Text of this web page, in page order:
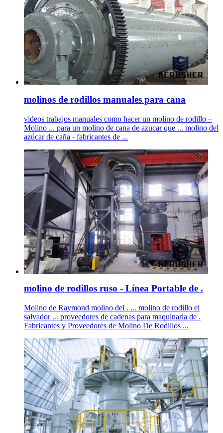
molinos de rodillos manuales para cana
videos trabajos manuales como hacer un molino de rodillo –
Molino ... para un molino de cana de azucar que ... molino del
azúcar de caña - fabricantes de ...
molino de rodillos ruso - Línea Portable de .
Molino de Raymond molino del . ... molino de rodillo el
salvador ... proveedores de cadenas para maquinaria de .
Fabricantes y Proveedores de Molino De Rodillos ...